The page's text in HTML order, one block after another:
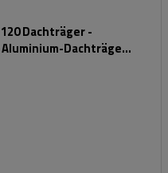
Dachträger -
Dachträger